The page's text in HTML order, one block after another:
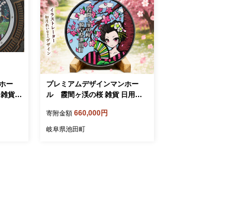
ー
貨
プレミアムデザインマンホー
ル 霞間ヶ渓の桜 雑貨 日用品
寄附金額 660,000円
岐阜県池田町